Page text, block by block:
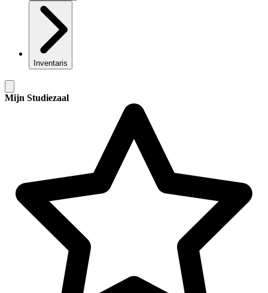
Inventaris
Mijn Studiezaal